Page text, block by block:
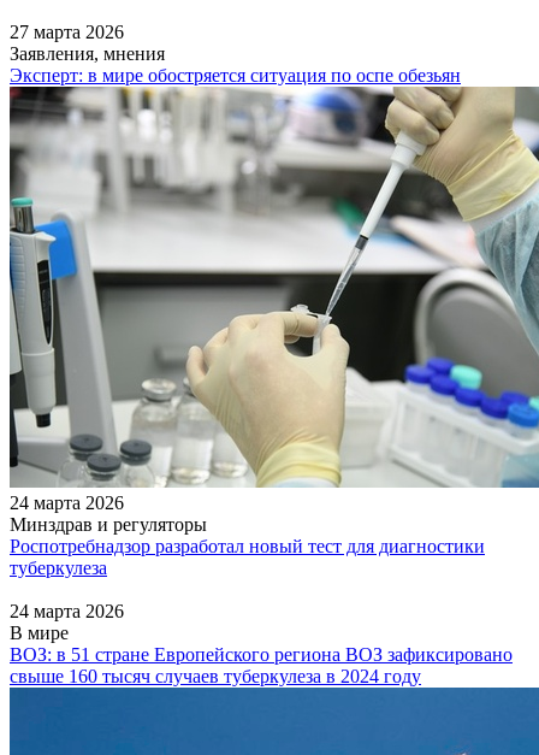
27 марта 2026
Заявления, мнения
Эксперт: в мире обостряется ситуация по оспе обезьян
24 марта 2026
Минздрав и регуляторы
Роспотребнадзор разработал новый тест для диагностики
туберкулеза
24 марта 2026
В мире
ВОЗ: в 51 стране Европейского региона ВОЗ зафиксировано
свыше 160 тысяч случаев туберкулеза в 2024 году